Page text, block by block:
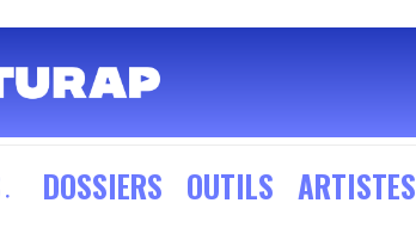
DOSSIERS OUTILS ARTISTES